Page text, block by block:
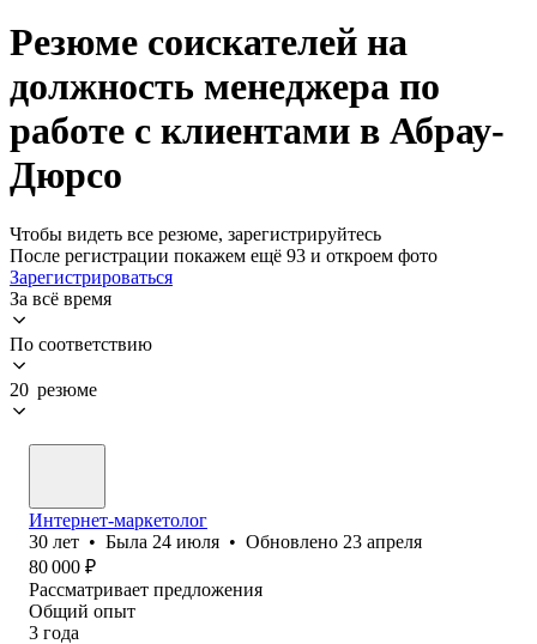
Резюме соискателей на
должность менеджера по
работе с клиентами в Абрау-
Дюрсо
Чтобы видеть все резюме, зарегистрируйтесь
После регистрации покажем ещё 93 и откроем фото
Зарегистрироваться
За всё время
По соответствию
20 резюме
Интернет-маркетолог
30 лет • Была 24 июля • Обновлено 23 апреля
80 000 ₽
Рассматривает предложения
Общий опыт
3 года